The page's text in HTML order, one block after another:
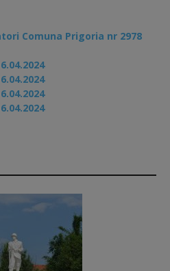
Comuna Prigoria nr 2978